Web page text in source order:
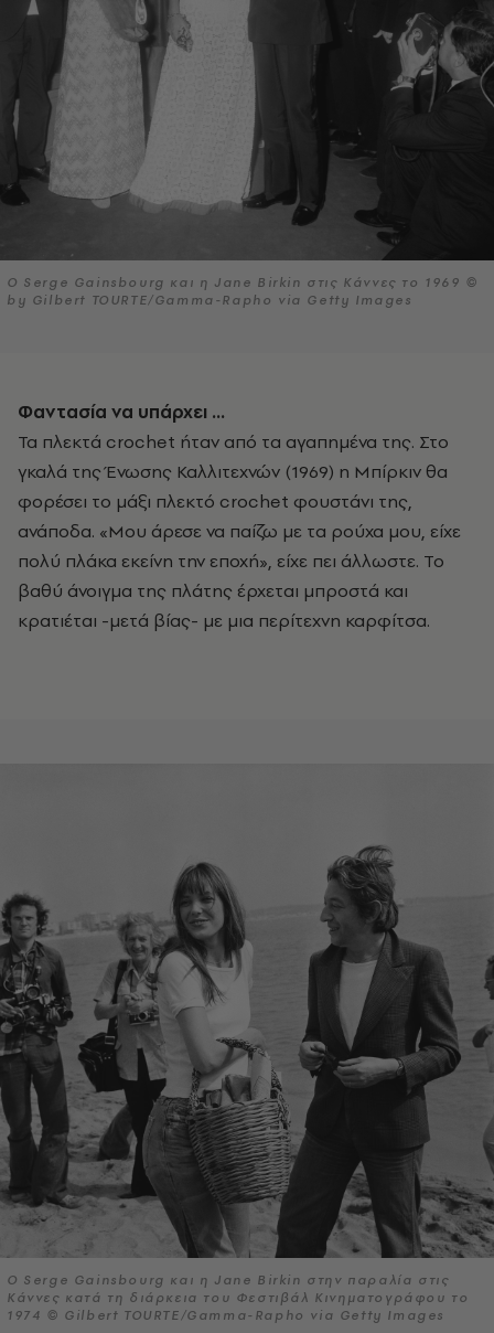
Ο Serge Gainsbourg και η Jane Birkin στις Κάννες το 1969 ©
by Gilbert TOURTE/Gamma-Rapho via Getty Images
Φαντασία να υπάρχει …
Τα πλεκτά crochet ήταν από τα αγαπημένα της. Στο
γκαλά της Ένωσης Καλλιτεχνών (1969) η Μπίρκιν θα
φορέσει το μάξι πλεκτό crochet φουστάνι της,
ανάποδα. «Μου άρεσε να παίζω με τα ρούχα μου, είχε
πολύ πλάκα εκείνη την εποχή», είχε πει άλλωστε. Το
βαθύ άνοιγμα της πλάτης έρχεται μπροστά και
κρατιέται -μετά βίας- με μια περίτεχνη καρφίτσα.
Ο Serge Gainsbourg και η Jane Birkin στην παραλία στις
Κάννες κατά τη διάρκεια του Φεστιβάλ Κινηματογράφου το
1974 © Gilbert TOURTE/Gamma-Rapho via Getty Images